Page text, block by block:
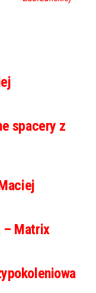
spacery z
– Matrix